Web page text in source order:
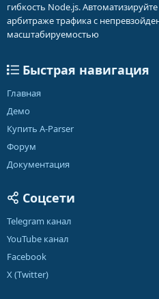
гибкость Node.js.
арбитраже трафика с
масштабируемостью
Быстрая навигация
Главная
Демо
Купить A-Parser
Форум
Документация
Соцсети
Telegram канал
YouTube канал
Facebook
X (Twitter)